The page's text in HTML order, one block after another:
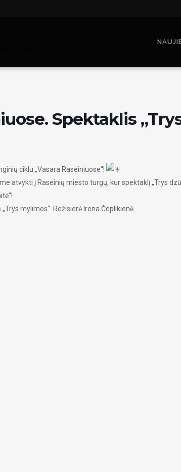
Spektaklis
ciklu „Vasara Raseiniuose“!
atvykti į Raseinių miesto turgų, kur spektaklį „Trys
mylimos“. Režisierė Irena Čeplikienė.